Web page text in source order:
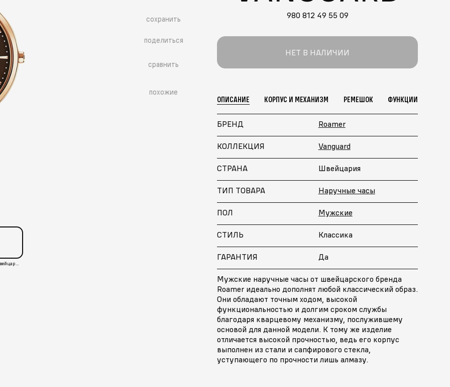
сохранить
поделиться
сравнить
похожие
980 812 49 55 09
НЕТ В НАЛИЧИИ
ОПИСАНИЕ КОРПУС И МЕХАНИЗМ РЕМЕШОК ФУНКЦИИ
БРЕНД Roamer
КОЛЛЕКЦИЯ Vanguard
СТРАНА Швейцария
ТИП ТОВАРА Наручные часы
ПОЛ Мужские
СТИЛЬ Классика
ГАРАНТИЯ Да
Мужские наручные часы от швейцарского бренда
Roamer идеально дополнят любой классический образ.
Они обладают точным ходом, высокой
функциональностью и долгим сроком службы
благодаря кварцевому механизму, послужившему
основой для данной модели. К тому же изделие
отличается высокой прочностью, ведь его корпус
выполнен из стали и сапфирового стекла,
уступающего по прочности лишь алмазу.